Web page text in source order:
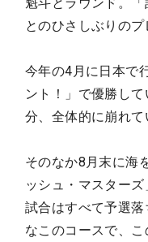
とのひさしぶりの
今年の4月に日本で
ント！」で優勝し
分、全体的に崩れて
そのなか8月末に海
ッシュ・マスター
試合はすべて予選
なこのコースで、